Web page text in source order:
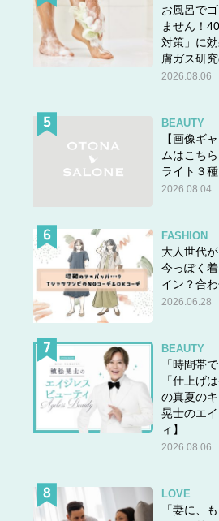
各電子書店で好評発売中。
Kindle Unlimited会員なら無料で
お風呂で
ません！
対策」に
膚ガス研
2026.08.06
BEAUTY
【画像ギ
ムはこち
ライト３種
2026.08.04
FASHION
大人世代
今っぽく
イン？合
2026.06.28
BEAUTY
「時間帯
「仕上げ
の真夏の
晃士のエ
ィ】
2026.08.06
LOVE
「妻に、